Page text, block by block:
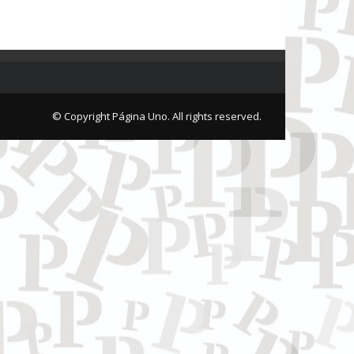
© Copyright Página Uno. All rights reserved.